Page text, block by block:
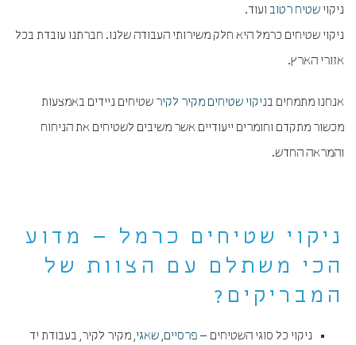
ניקוי שטיח רטוב ועוד.
ניקוי שטיחים כרמל היא חלק משירותי העבודה שלנו. חברתנו עובדת בכל
אזורי הארץ.
אנחנו מתמחים בניקוי שטיחים מקיר לקיר שטיחים ניידים באמצעות
מכשור מתקדם וחומרים ייעודיים אשר משיבים לשטיחים את הניחוח
והמראה החדש.
ניקוי שטיחים כרמל – מדוע
הכי משתלם עם הצוות של
המבריקים?
ניקוי כל סוגי השטיחים – פרסיים,שאגי, מקיר לקיר, בעבודת יד